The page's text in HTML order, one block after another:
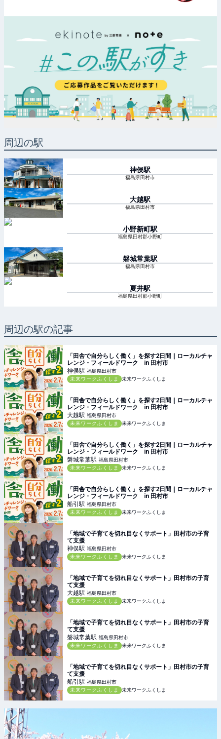
周辺の駅
神俣駅
福島県田村市
大越駅
福島県田村市
小野新町駅
福島県田村郡小野町
磐城常葉駅
福島県田村市
夏井駅
福島県田村郡小野町
周辺の駅の記事
「田舎で自分らしく働く」を探す2日間｜ローカルチャ
レンジ・フィールドワーク in 田村市
神俣駅 福島県田村市
未来ワークふくしま
未来ワークふくしま
「田舎で自分らしく働く」を探す2日間｜ローカルチャ
レンジ・フィールドワーク in 田村市
大越駅 福島県田村市
未来ワークふくしま
未来ワークふくしま
「田舎で自分らしく働く」を探す2日間｜ローカルチャ
レンジ・フィールドワーク in 田村市
磐城常葉駅 福島県田村市
未来ワークふくしま
未来ワークふくしま
「田舎で自分らしく働く」を探す2日間｜ローカルチャ
レンジ・フィールドワーク in 田村市
船引駅 福島県田村市
未来ワークふくしま
未来ワークふくしま
「地域で子育てを切れ目なくサポート」田村市の子育
て支援
神俣駅 福島県田村市
未来ワークふくしま
未来ワークふくしま
「地域で子育てを切れ目なくサポート」田村市の子育
て支援
大越駅 福島県田村市
未来ワークふくしま
未来ワークふくしま
「地域で子育てを切れ目なくサポート」田村市の子育
て支援
磐城常葉駅 福島県田村市
未来ワークふくしま
未来ワークふくしま
「地域で子育てを切れ目なくサポート」田村市の子育
て支援
船引駅 福島県田村市
未来ワークふくしま
未来ワークふくしま